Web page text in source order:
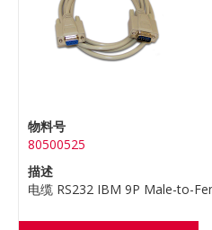
物料号
80500525
描述
电缆 RS232 IBM 9P Male-to-